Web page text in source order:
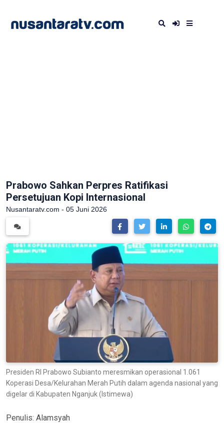
Prabowo Sahkan Perpres Ratifikasi
Persetujuan Kopi Internasional
Nusantaratv.com - 05 Juni 2026
Presiden RI Prabowo Subianto meresmikan operasional 1.061
Koperasi Desa/Kelurahan Merah Putih dalam agenda nasional yang
digelar di Kabupaten Nganjuk (Istimewa)
Penulis: Alamsyah